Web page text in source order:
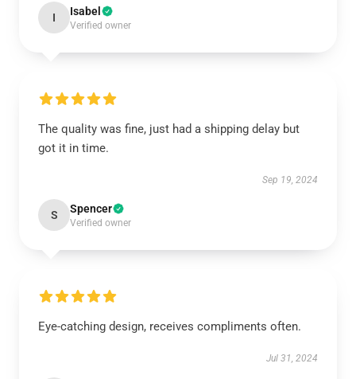
I Isabel
Verified owner
The quality was fine, just had a shipping delay but
got it in time.
Sep 19, 2024
S Spencer
Verified owner
Eye-catching design, receives compliments often.
Jul 31, 2024